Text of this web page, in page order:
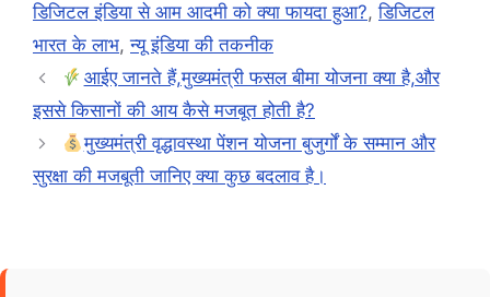
डिजिटल इंडिया से आम आदमी को क्या फायदा हुआ?,डिजिटल
भारत के लाभ,न्यू इंडिया की तकनीक
आईए जानते हैं,मुख्यमंत्री फसल बीमा योजना क्या है,और
इससे किसानों की आय कैसे मजबूत होती है?
मुख्यमंत्री वृद्धावस्था पेंशन योजना बुजुर्गों के सम्मान और
सुरक्षा की मजबूती जानिए क्या कुछ बदलाव है।